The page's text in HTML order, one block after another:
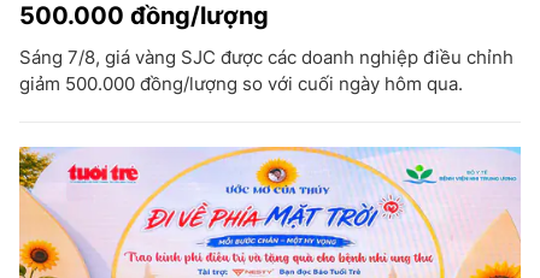
500.000 đồng/lượng
Sáng 7/8, giá vàng SJC được các doanh nghiệp điều chỉnh
giảm 500.000 đồng/lượng so với cuối ngày hôm qua.